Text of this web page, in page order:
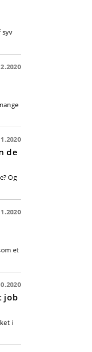
syv
de
Og
et
job
i